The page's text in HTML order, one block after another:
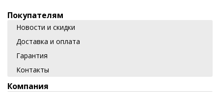
Покупателям
Новости и скидки
Доставка и оплата
Гарантия
Контакты
Компания